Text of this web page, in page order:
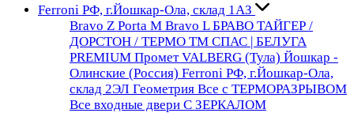
Ferroni РФ, г.Йошкар-Ола, склад 1АЗ
Bravo Z Porta М Bravo LБРАВО ТАЙГЕР /
ДОРСТОН / ТЕРМО ТМ СПАС | БЕЛУГА
PREMIUM Промет VALBERG (Тула) Йошкар -
Олинские (Россия) Ferroni РФ, г.Йошкар-Ола,
склад 2ЭЛ Геометрия Все с ТЕРМОРАЗРЫВОМ
Все входные двери С ЗЕРКАЛОМ